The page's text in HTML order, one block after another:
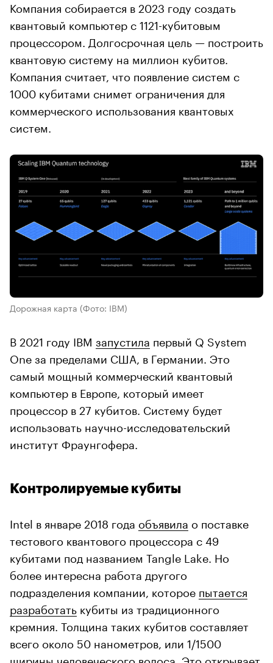
Компания собирается в 2023 году создать
квантовый компьютер с 1121-кубитовым
процессором. Долгосрочная цель — построить
квантовую систему на миллион кубитов.
Компания считает, что появление систем с
1000 кубитами снимет ограничения для
коммерческого использования квантовых
систем.
Дорожная карта (Фото: IBM)
В 2021 году IBM запустила первый Q System
One за пределами США, в Германии. Это
самый мощный коммерческий квантовый
компьютер в Европе, который имеет
процессор в 27 кубитов. Систему будет
использовать научно-исследовательский
институт Фраунгофера.
Контролируемые кубиты
Intel в январе 2018 года объявила о поставке
тестового квантового процессора с 49
кубитами под названием Tangle Lake. Но
более интересна работа другого
подразделения компании, которое пытается
разработать кубиты из традиционного
кремния. Толщина таких кубитов составляет
всего около 50 нанометров, или 1/1500
ширины человеческого волоса. Это открывает